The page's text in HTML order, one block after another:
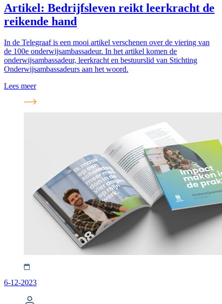
Artikel: Bedrijfsleven reikt leerkracht de
reikende hand
In de Telegraaf is een mooi artikel verschenen over de viering van
de 100e onderwijsambassadeur. In het artikel komen de
onderwijsambassadeur, leerkracht en bestuurslid van Stichting
Onderwijsambassadeurs aan het woord.
Lees meer
6-12-2023